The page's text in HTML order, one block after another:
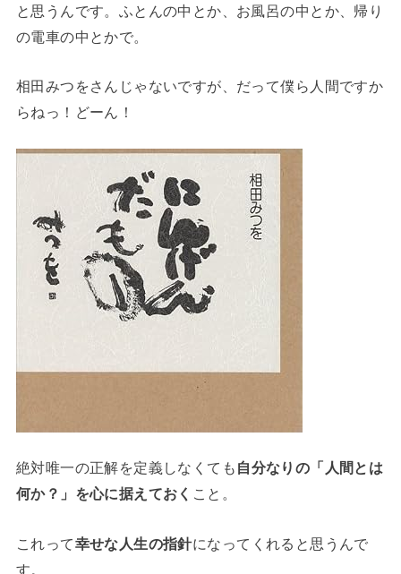
と思うんです。ふとんの中とか、お風呂の中とか、帰り
の電車の中とかで。
相田みつをさんじゃないですが、だって僕ら人間ですか
らねっ！どーん！
絶対唯一の正解を定義しなくても 自分なりの「人間とは
何か？」を心に据えておく こと。
これって幸せな人生の指針になってくれると思うんで
す。